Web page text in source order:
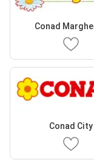
Conad
Conad City